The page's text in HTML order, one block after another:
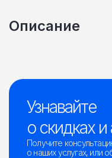
Описание
Узнавайте
о скидках и
Получите
о наших услугах, или